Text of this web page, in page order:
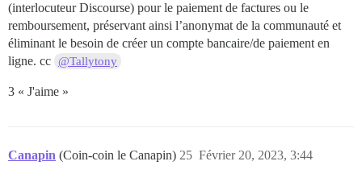
(interlocuteur Discourse) pour le paiement de factures ou le
remboursement, préservant ainsi l’anonymat de la communauté et
éliminant le besoin de créer un compte bancaire/de paiement en
ligne. cc @Tallytony
3 « J'aime »
Canapin (Coin-coin le Canapin) Février 20, 2023, 3:44
25